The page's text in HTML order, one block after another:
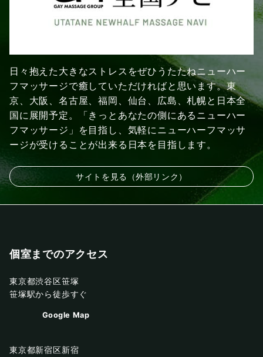
日々抱えた大きなストレスをぜひうたたねニューハー
フマッサージで癒していただければと思います。東
京、大阪、名古屋、福岡、仙台、広島、札幌と日本全
国に展開予定。「きっとあなたの側にあるニューハー
フマッサージ」を目指し、気軽にニューハーフマッサ
ージが受けることが出来る日本を目指します。
サイトを見る（外部リンク）
個室までのアクセス
東京都渋谷区笹塚
笹塚駅から徒歩すぐ
Google Map
東京都新宿区新宿